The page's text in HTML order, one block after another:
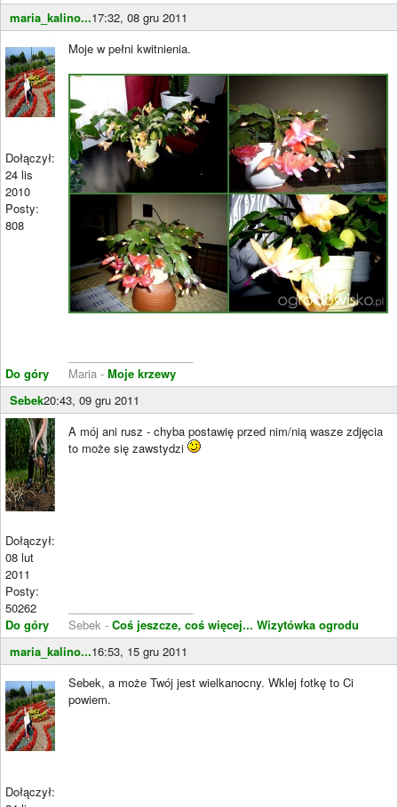
maria_kalino...17:32, 08 gru 2011
Dołączył:
24 lis
2010
Posty:
808
Do góry
Moje w pełni kwitnienia.
Maria - Moje krzewy
Sebek20:43, 09 gru 2011
Dołączył:
08 lut
2011
Posty:
50262
Do góry
A mój ani rusz - chyba postawię przed nim/nią wasze zdjęcia
to może się zawstydzi
Sebek - Coś jeszcze, coś więcej... Wizytówka ogrodu
maria_kalino...16:53, 15 gru 2011
Dołączył:
Sebek, a może Twój jest wielkanocny. Wklej fotkę to Ci
powiem.